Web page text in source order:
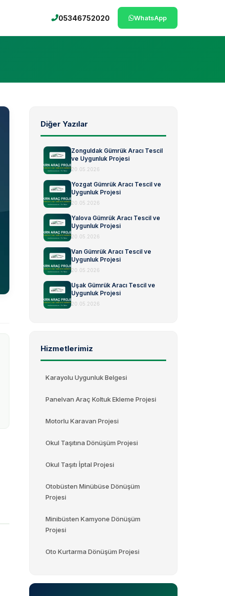
05346752020 WhatsApp
Diğer Yazılar
Zonguldak Gümrük Aracı Tescil
ve Uygunluk Projesi
20.05.2026
Yozgat Gümrük Aracı Tescil ve
Uygunluk Projesi
20.05.2026
Yalova Gümrük Aracı Tescil ve
Uygunluk Projesi
20.05.2026
Van Gümrük Aracı Tescil ve
Uygunluk Projesi
20.05.2026
Uşak Gümrük Aracı Tescil ve
Uygunluk Projesi
20.05.2026
Hizmetlerimiz
Karayolu Uygunluk Belgesi
Panelvan Araç Koltuk Ekleme Projesi
Motorlu Karavan Projesi
Okul Taşıtına Dönüşüm Projesi
Okul Taşıtı İptal Projesi
Otobüsten Minübüse Dönüşüm
Projesi
Minibüsten Kamyone Dönüşüm
Projesi
Oto Kurtarma Dönüşüm Projesi